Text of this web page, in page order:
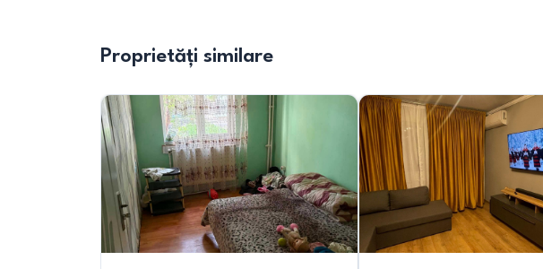
Proprietăți similare